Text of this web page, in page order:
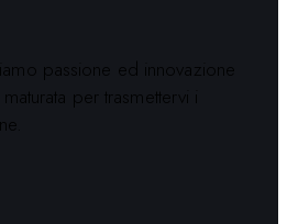
passione ed innovazione
per trasmettervi i